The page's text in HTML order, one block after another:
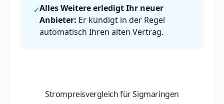
✓Alles Weitere erledigt Ihr neuer
Anbieter: Er kündigt in der Regel
automatisch Ihren alten Vertrag.
Strompreisvergleich für Sigmaringen